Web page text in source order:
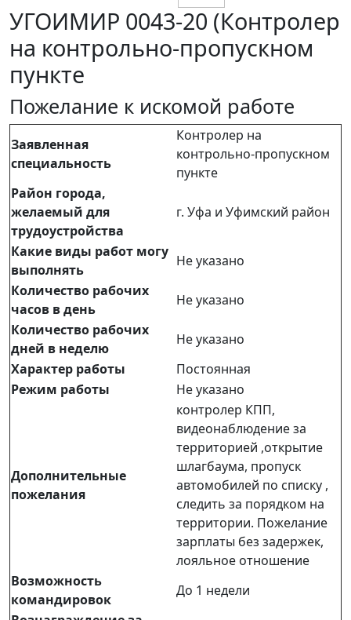
УГОИМИР 0043-20 (Контролер
на контрольно-пропускном
пункте
Пожелание к искомой работе
Заявленная
специальность
Контролер на
контрольно-пропускном
пункте
Район города,
желаемый для
трудоустройства
г. Уфа и Уфимский район
Какие виды работ могу
выполнять
Не указано
Количество рабочих
часов в день
Не указано
Количество рабочих
дней в неделю
Не указано
Характер работы
Постоянная
Режим работы
Не указано
Дополнительные
пожелания
контролер КПП,
видеонаблюдение за
территорией ,открытие
шлагбаума, пропуск
автомобилей по списку ,
следить за порядком на
территории. Пожелание
зарплаты без задержек,
лояльное отношение
Возможность
командировок
До 1 недели